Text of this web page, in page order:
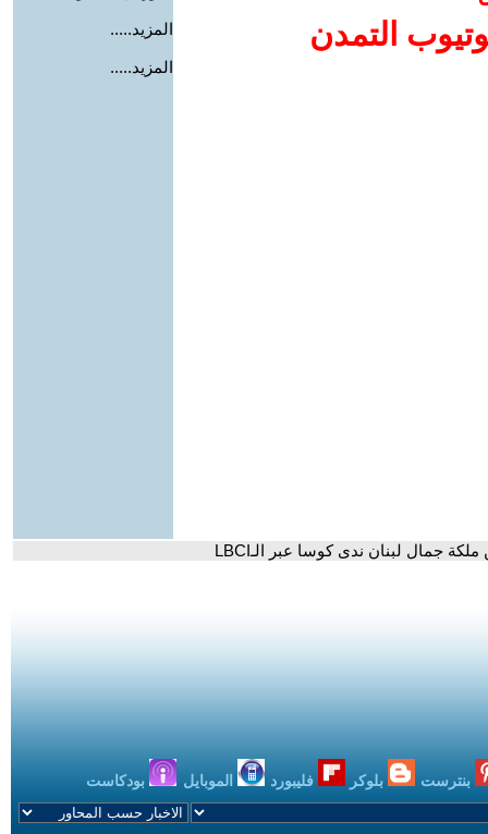
التمدن
المزيد.....
المزيد.....
بنترست بلوكر فليبورد الموبايل بودكاست